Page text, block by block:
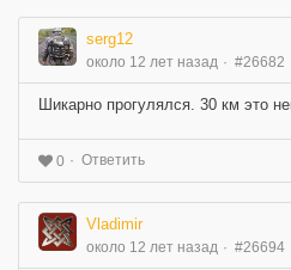
serg12
около 12 лет назад #26682
Шикарно прогулялся. 30 км это
0 Ответить
Vladimir
около 12 лет назад #26694